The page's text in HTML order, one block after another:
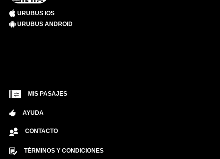
URUBUS IOS
URUBUS ANDROID
MIS PASAJES
AYUDA
CONTACTO
TÉRMINOS Y CONDICIONES